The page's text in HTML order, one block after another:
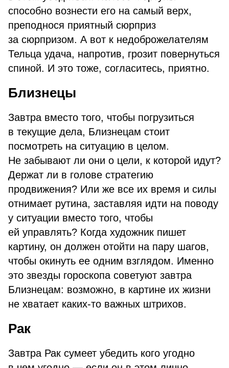
способно вознести его на самый верх,
преподнося приятный сюрприз
за сюрпризом. А вот к недоброжелателям
Тельца удача, напротив, грозит повернуться
спиной. И это тоже, согласитесь, приятно.
Близнецы
Завтра вместо того, чтобы погрузиться
в текущие дела, Близнецам стоит
посмотреть на ситуацию в целом.
Не забывают ли они о цели, к которой идут?
Держат ли в голове стратегию
продвижения? Или же все их время и силы
отнимает рутина, заставляя идти на поводу
у ситуации вместо того, чтобы
ей управлять? Когда художник пишет
картину, он должен отойти на пару шагов,
чтобы окинуть ее одним взглядом. Именно
это звезды гороскопа советуют завтра
Близнецам: возможно, в картине их жизни
не хватает каких-то важных штрихов.
Рак
Завтра Рак сумеет убедить кого угодно